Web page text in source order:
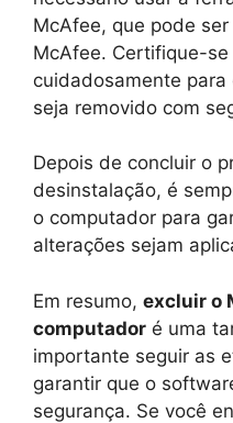
McAfee, que pode
McAfee. Certifique-
cuidadosamente
seja removido com
Depois de concluir o
desinstalação, é
o computador para
alterações sejam
Em resumo, excluir o
computador é uma
importante seguir as
garantir que o
segurança. Se você